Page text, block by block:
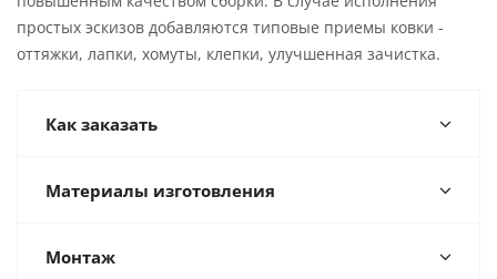
простых эскизов добавляются типовые приемы ковки -
оттяжки, лапки, хомуты, клепки, улучшенная зачистка.
Как заказать
Материалы изготовления
Монтаж